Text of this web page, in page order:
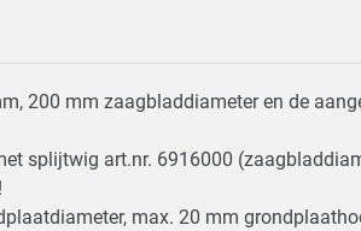
200 mm zaagbladdiameter en de
splijtwig art.nr. 6916000
max. 20 mm